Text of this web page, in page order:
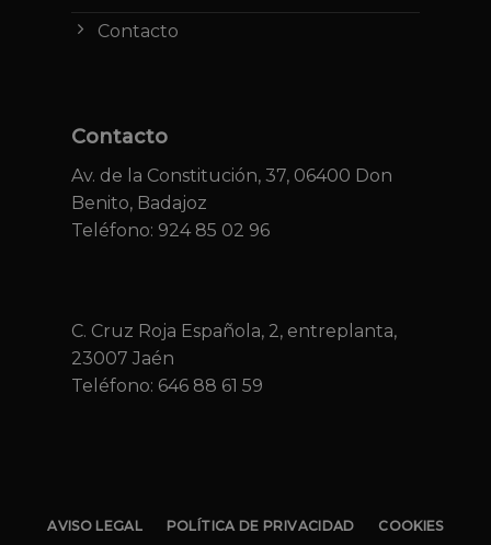
Contacto
Contacto
Av. de la Constitución, 37, 06400 Don
Benito, Badajoz
Teléfono: 924 85 02 96
C. Cruz Roja Española, 2, entreplanta,
23007 Jaén
Teléfono: 646 88 61 59
AVISO LEGAL POLÍTICA DE PRIVACIDAD COOKIES